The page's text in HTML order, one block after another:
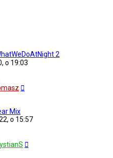
2
o 19:03
Mix
o 15:57